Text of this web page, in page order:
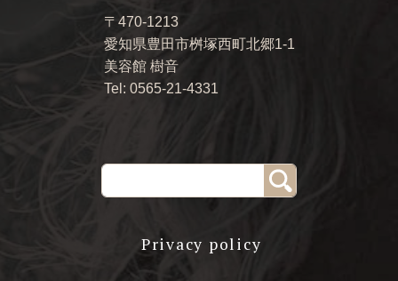
〒470-1213
愛知県豊田市桝塚西町北郷1-1
美容館 樹音
Tel: 0565-21-4331
Privacy policy